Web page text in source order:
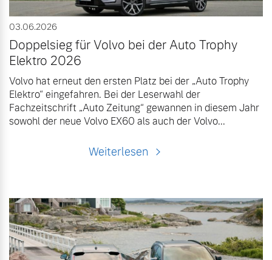
03.06.2026
Doppelsieg für Volvo bei der Auto Trophy
Elektro 2026
Volvo hat erneut den ersten Platz bei der „Auto Trophy
Elektro“ eingefahren. Bei der Leserwahl der
Fachzeitschrift „Auto Zeitung“ gewannen in diesem Jahr
sowohl der neue Volvo EX60 als auch der Volvo...
Weiterlesen